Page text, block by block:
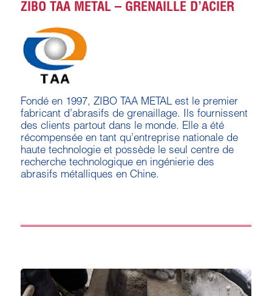
ZIBO TAA METAL – GRENAILLE D’ACIER
Fondé en 1997, ZIBO TAA METAL est le premier
fabricant d’abrasifs de grenaillage. Ils fournissent
des clients partout dans le monde. Elle a été
récompensée en tant qu’entreprise nationale de
haute technologie et possède le seul centre de
recherche technologique en ingénierie des
abrasifs métalliques en Chine.